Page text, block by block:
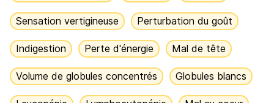
Sensation vertigineuse Perturbation du goût
Indigestion Perte d'énergie Mal de tête
Volume de globules concentrés Globules blancs